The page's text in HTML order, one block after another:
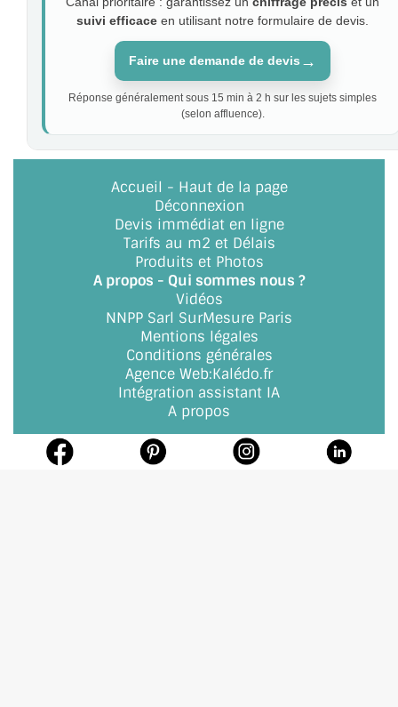
suivi efficace en utilisant notre formulaire de devis.
Faire une demande de devis →
Réponse généralement sous 15 min à 2 h sur les sujets simples
(selon affluence).
Accueil - Haut de la page
Déconnexion
Devis immédiat en ligne
Tarifs au m2 et Délais
Produits et Photos
A propos - Qui sommes nous ?
Vidéos
NNPP Sarl SurMesure Paris
Mentions légales
Conditions générales
Agence Web:Kalédo.fr
Intégration assistant IA
A propos